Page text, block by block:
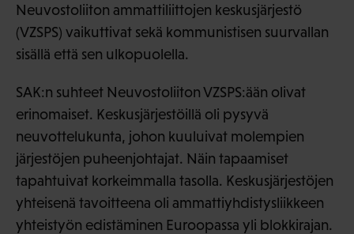
Neuvostoliiton ammattiliittojen keskusjärjestö
(VZSPS) vaikuttivat sekä kommunistisen suurvallan
sisällä että sen ulkopuolella.
SAK:n suhteet Neuvostoliiton VZSPS:ään olivat
erinomaiset. Keskusjärjestöillä oli pysyvä
neuvottelukunta, johon kuuluivat molempien
järjestöjen puheenjohtajat. Näin tapaamiset
tapahtuivat korkeimmalla tasolla. Keskusjärjestöjen
yhteisenä tavoitteena oli ammattiyhdistysliikkeen
yhteistyön edistäminen Euroopassa yli blokkirajan.